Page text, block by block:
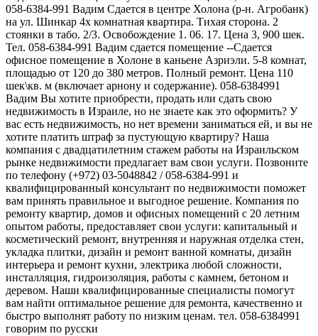
058-6384-991 Вадим Сдается в центре Холона (р-н. Агробанк)
на ул. Шинкар 4х комнатная квартира. Тихая сторона. 2
стоянки в табо. 2/3. Освобождение 1. 06. 17. Цена 3, 900 шек.
Тел. 058-6384-991 Вадим сдается помещение --Сдается
офисное помещение в Холоне в каньене Азриэли. 5-8 комнат,
площадью от 120 до 380 метров. Полный ремонт. Цена 110
шек\кв. м (включает арнону и содержание). 058-6384991
Вадим Вы хотите приобрести, продать или сдать свою
недвижимость в Израиле, но не знаете как это оформить? У
вас есть недвижимость, но нет времени заниматься ей, и вы не
хотите платить штраф за пустующую квартиру? Наша
компания с двадцатилетним стажем работы на Израильском
рынке недвижимости предлагает вам свои услуги. Позвоните
по телефону (+972) 03-5048842 / 058-6384-991 и
квалифицированный консультант по недвижимости поможет
вам принять правильное и выгодное решение. Компания по
ремонту квартир, домов и офисных помещений с 20 летним
опытом работы, предоставляет свои услуги: капитальный и
косметический ремонт, внутренняя и наружная отделка стен,
укладка плитки, дизайн и ремонт ванной комнаты, дизайн
интерьера и ремонт кухни, электрика любой сложности,
инсталляция, гидроизоляция, работы с камнем, бетоном и
деревом. Наши квалифицированные специалисты помогут
вам найти оптимальное решение для ремонта, качественно и
быстро выполнят работу по низким ценам. тел. 058-6384991
говорим по русски